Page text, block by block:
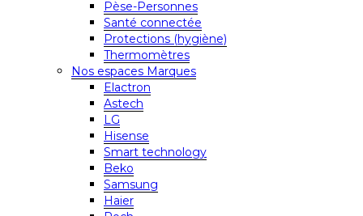
Pèse-Personnes
Santé connectée
Protections (hygiène)
Thermomètres
Nos espaces Marques
Elactron
Astech
LG
Hisense
Smart technology
Beko
Samsung
Haier